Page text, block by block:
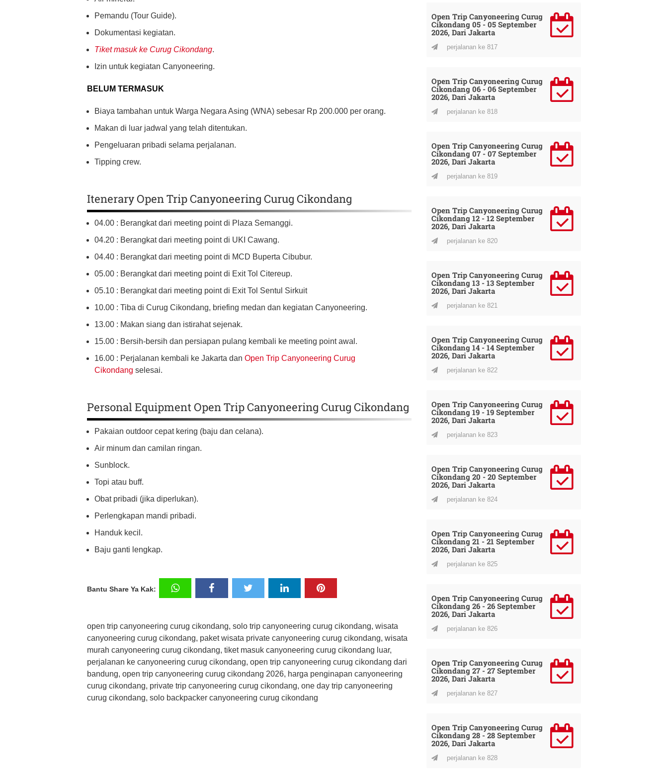
Pemandu (Tour Guide).
Dokumentasi kegiatan.
Tiket masuk ke Curug Cikondang.
Izin untuk kegiatan Canyoneering.
BELUM TERMASUK
Biaya tambahan untuk Warga Negara Asing (WNA) sebesar Rp 200.000 per orang.
Makan di luar jadwal yang telah ditentukan.
Pengeluaran pribadi selama perjalanan.
Tipping crew.
Itenerary Open Trip Canyoneering Curug Cikondang
04.00 : Berangkat dari meeting point di Plaza Semanggi.
04.20 : Berangkat dari meeting point di UKI Cawang.
04.40 : Berangkat dari meeting point di MCD Buperta Cibubur.
05.00 : Berangkat dari meeting point di Exit Tol Citereup.
05.10 : Berangkat dari meeting point di Exit Tol Sentul Sirkuit
10.00 : Tiba di Curug Cikondang, briefing medan dan kegiatan Canyoneering.
13.00 : Makan siang dan istirahat sejenak.
15.00 : Bersih-bersih dan persiapan pulang kembali ke meeting point awal.
16.00 : Perjalanan kembali ke Jakarta dan Open Trip Canyoneering Curug
Cikondang selesai.
Personal Equipment Open Trip Canyoneering Curug Cikondang
Pakaian outdoor cepat kering (baju dan celana).
Air minum dan camilan ringan.
Sunblock.
Topi atau buff.
Obat pribadi (jika diperlukan).
Perlengkapan mandi pribadi.
Handuk kecil.
Baju ganti lengkap.
Bantu Share Ya Kak:
open trip canyoneering curug cikondang, solo trip canyoneering curug cikondang, wisata
canyoneering curug cikondang, paket wisata private canyoneering curug cikondang, wisata
murah canyoneering curug cikondang, tiket masuk canyoneering curug cikondang luar,
perjalanan ke canyoneering curug cikondang, open trip canyoneering curug cikondang dari
bandung, open trip canyoneering curug cikondang 2026, harga penginapan canyoneering
curug cikondang, private trip canyoneering curug cikondang, one day trip canyoneering
curug cikondang, solo backpacker canyoneering curug cikondang
Open Trip Canyoneering Curug
Cikondang 05 - 05 September
2026, Dari Jakarta
perjalanan ke 817
Open Trip Canyoneering Curug
Cikondang 06 - 06 September
2026, Dari Jakarta
perjalanan ke 818
Open Trip Canyoneering Curug
Cikondang 07 - 07 September
2026, Dari Jakarta
perjalanan ke 819
Open Trip Canyoneering Curug
Cikondang 12 - 12 September
2026, Dari Jakarta
perjalanan ke 820
Open Trip Canyoneering Curug
Cikondang 13 - 13 September
2026, Dari Jakarta
perjalanan ke 821
Open Trip Canyoneering Curug
Cikondang 14 - 14 September
2026, Dari Jakarta
perjalanan ke 822
Open Trip Canyoneering Curug
Cikondang 19 - 19 September
2026, Dari Jakarta
perjalanan ke 823
Open Trip Canyoneering Curug
Cikondang 20 - 20 September
2026, Dari Jakarta
perjalanan ke 824
Open Trip Canyoneering Curug
Cikondang 21 - 21 September
2026, Dari Jakarta
perjalanan ke 825
Open Trip Canyoneering Curug
Cikondang 26 - 26 September
2026, Dari Jakarta
perjalanan ke 826
Open Trip Canyoneering Curug
Cikondang 27 - 27 September
2026, Dari Jakarta
perjalanan ke 827
Open Trip Canyoneering Curug
Cikondang 28 - 28 September
2026, Dari Jakarta
perjalanan ke 828